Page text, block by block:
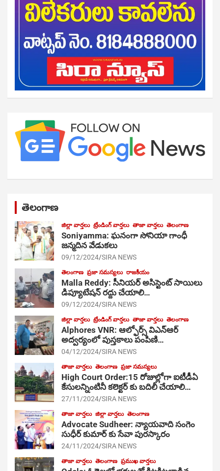
తెలంగాణ
జిల్లా వార్తలు ట్రేండింగ్ వార్తలు తాజా వార్తలు తెలంగాణ
Soniyamma: ఘ‌నంగా సోనియా గాంధీ
జ‌న్మ‌దిన వేడుక‌లు
09/12/2024 SIRA NEWS
తెలంగాణ ప్రజా సమస్యలు రాజకీయం
Malla Reddy: సీనియర్ అసిస్టెంట్ సాయిలు
డిప్యూటేషన్ రద్దు చేయాలి…
09/12/2024 SIRA NEWS
జిల్లా వార్తలు ట్రేండింగ్ వార్తలు తాజా వార్తలు తెలంగాణ
Alphores VNR: ఆల్ఫోర్స్ విఎన్ఆర్
అద్వర్యంలో పుస్తకాలు పంపిణి…
04/12/2024 SIRA NEWS
తాజా వార్తలు తెలంగాణ ప్రజా సమస్యలు
High Court Order:15 రోజుల్లోగా ఐటీడీఏ
కేసులన్నింటినీ కలెక్టర్ కు బదిలీ చేయాలి…
27/11/2024 SIRA NEWS
తాజా వార్తలు జిల్లా వార్తలు తెలంగాణ
Advocate Sudheer: న్యాయవాది సంగెం
సుధీర్ కుమార్ కు సేవా పురస్కారం
24/11/2024 SIRA NEWS
తాజా వార్తలు తెలంగాణ ప్రముఖ వార్తలు